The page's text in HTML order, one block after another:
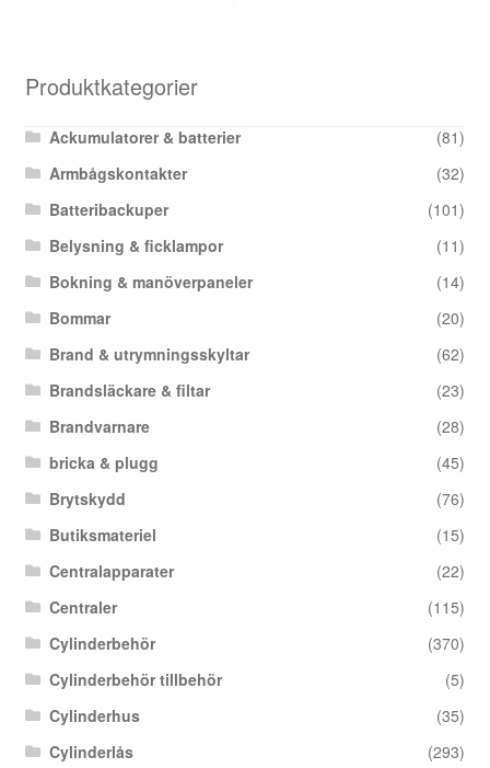
Produktkategorier
Ackumulatorer & batterier
(81)
Armbågskontakter
(32)
Batteribackuper
(101)
Belysning & ficklampor
(11)
Bokning & manöverpaneler
(14)
Bommar
(20)
Brand & utrymningsskyltar
(62)
Brandsläckare & filtar
(23)
Brandvarnare
(28)
bricka & plugg
(45)
Brytskydd
(76)
Butiksmateriel
(15)
Centralapparater
(22)
Centraler
(115)
Cylinderbehör
(370)
Cylinderbehör tillbehör
(5)
Cylinderhus
(35)
Cylinderlås
(293)